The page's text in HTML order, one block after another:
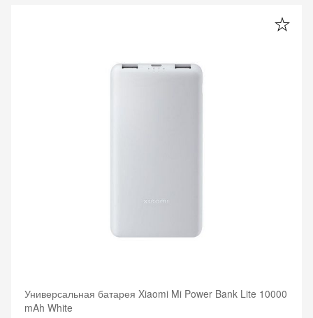
Универсальная батарея Xiaomi Mi Power Bank Lite 10000
mAh White